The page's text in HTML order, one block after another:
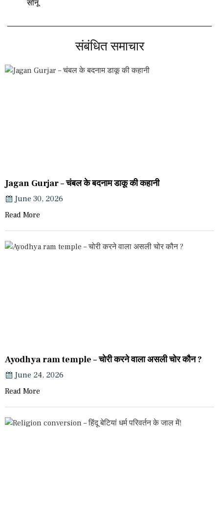
सोनू
संबंधित समाचार
Jagan Gurjar – चंबल के बदनाम डाकू की कहानी
June 30, 2026
Read More
Ayodhya ram temple – चोरी करने वाला असली चोर कौन ?
June 24, 2026
Read More